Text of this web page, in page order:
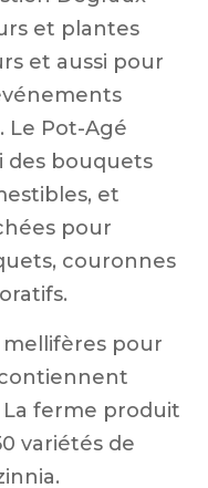
et plantes
et aussi pour
Le Pot-Agé
des bouquets
et
pour
couronnes
pour
ferme produit
variétés de